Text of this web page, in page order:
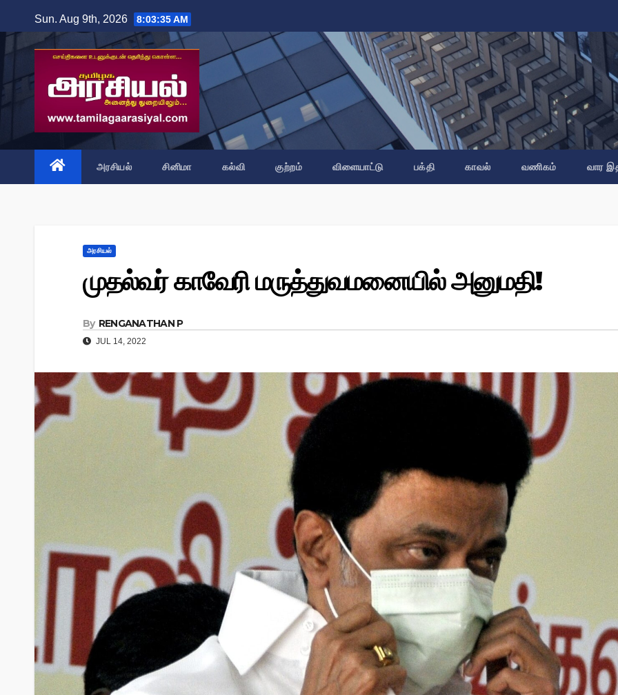
to
content
Sun. Aug 9th, 2026 8:03:37 AM
அரசியல் சினிமா கல்வி குற்றம் விளையாட்டு பக்தி காவல் வணிகம் வார
அரசியல்
முதல்வர் காவேரி மருத்துவமனையில் அனுமதி!
By RENGANATHAN P
JUL 14, 2022